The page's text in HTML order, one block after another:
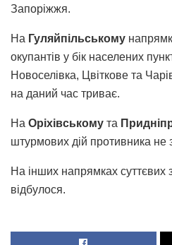
Запоріжжя.
На Гуляйпільському
окупантів у бік населених
Новоселівка, Цвіткове та
на даний час триває.
На Оріхівському та
штурмових дій противника не
На інших напрямках суттєвих
відбулося.